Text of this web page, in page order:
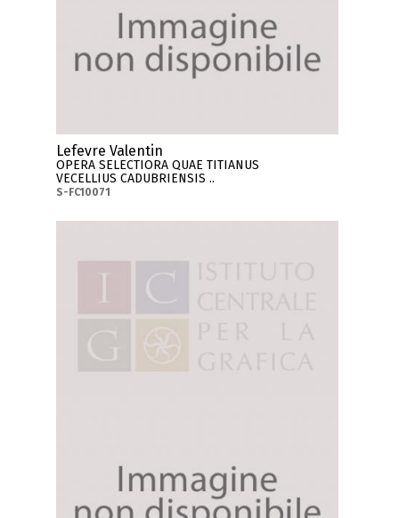
Lefevre Valentin
OPERA SELECTIORA QUAE TITIANUS
VECELLIUS CADUBRIENSIS ..
S-FC10071